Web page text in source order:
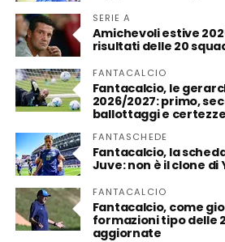
SERIE A
Amichevoli estive
risultati delle 20
FANTACALCIO
Fantacalcio, le
2026/2027: primo,
ballottaggi e certezze
FANTASCHEDE
Fantacalcio, la
Juve: non è il clone di
FANTACALCIO
Fantacalcio, come
formazioni tipo delle
aggiornate